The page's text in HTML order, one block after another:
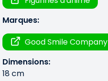
Marques:
Good Smile Company
Dimensions:
18 cm